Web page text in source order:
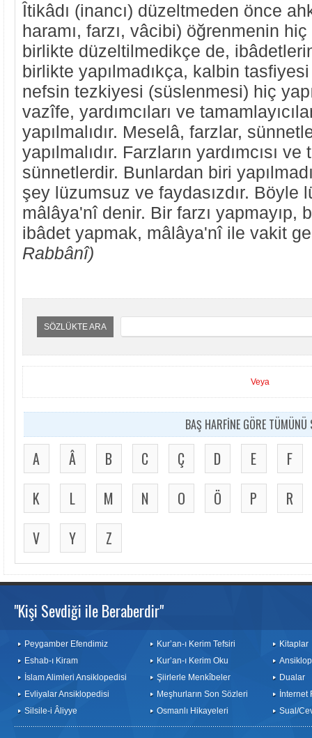
Îtikâdı (inancı) düzeltmeden önce
haramı, farzı, vâcibi) öğrenmenin
birlikte düzeltilmedikçe de,
birlikte yapılmadıkça, kalbin
nefsin tezkiyesi (süslenmesi) hiç
vazîfe, yardımcıları ve
yapılmalıdır. Meselâ, farzlar,
yapılmalıdır. Farzların yardımcısı ve
sünnetlerdir. Bunlardan biri
şey lüzumsuz ve faydasızdır. Böyle
mâlâya'nî denir. Bir farzı yapmayıp,
ibâdet yapmak, mâlâya'nî ile vakit
Rabbânî)
SÖZLÜKTE ARA
Veya
BAŞ HARFİNE GÖRE TÜMÜNÜ
A Â B C Ç D E
F
K
L M N O Ö P
R
V
Y Z
"Kişi Sevdiği ile Beraberdir"
Peygamber Efendimiz
Eshab-ı Kiram
İslam Alimleri Ansiklopedisi
Evliyalar Ansiklopedisi
Silsile-i Âliyye
Kur’an-ı Kerim Tefsiri
Kur’an-ı Kerim Oku
Şiirlerle Menkîbeler
Meşhurların Son Sözleri
Osmanlı Hikayeleri
Kitaplar
Dualar
İnternet
Sual/